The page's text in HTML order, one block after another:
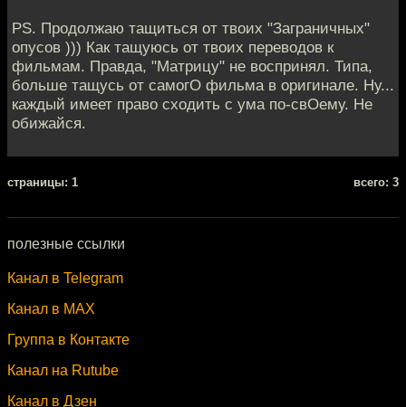
PS. Продолжаю тащиться от твоих "Заграничных"
опусов ))) Как тащуюсь от твоих переводов к
фильмам. Правда, "Матрицу" не воспринял. Типа,
больше тащусь от самогО фильма в оригинале. Ну...
каждый имеет право сходить с ума по-свОему. Не
обижайся.
cтраницы: 1 всего: 3
полезные ссылки
Канал в Telegram
Канал в MAX
Группа в Контакте
Канал на Rutube
Канал в Дзен